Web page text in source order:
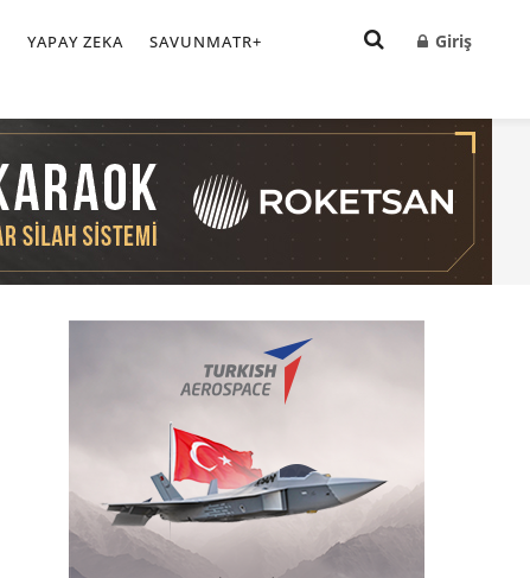
YAPAY ZEKA SAVUNMATR+ Giriş